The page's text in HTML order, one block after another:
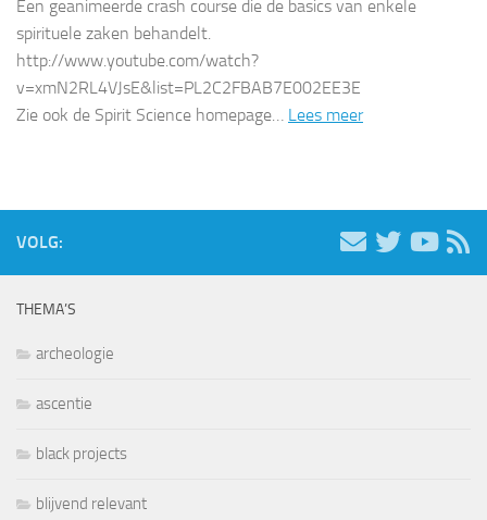
Een geanimeerde crash course die de basics van enkele
spirituele zaken behandelt.
http://www.youtube.com/watch?
v=xmN2RL4VJsE&list=PL2C2FBAB7E002EE3E
Zie ook de Spirit Science homepage… Lees meer
VOLG:
THEMA’S
archeologie
ascentie
black projects
blijvend relevant